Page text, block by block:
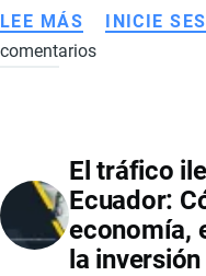
LEE MÁS SOBRE
ECUADOR
DE
SEGURIDAD
CON
DRONES,
INICIE
comentarios
El tráfico
Ecuador:
economía,
la inversión